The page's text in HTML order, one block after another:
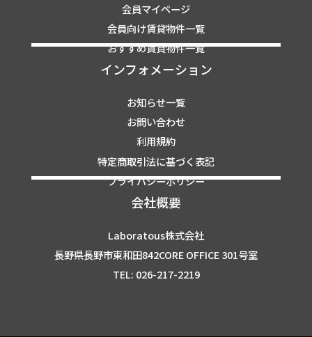
会員マイページ
会員向け賃貸物件一覧
おすすめ賃貸物件一覧
インフォメーション
お知らせ一覧
お問い合わせ
利用規約
特定商取引法に基づく表記
プライバシーポリシー
会社概要
Laboratous株式会社
長野県長野市東和田842CORE OFFICE 301号室
TEL: 026-217-2219